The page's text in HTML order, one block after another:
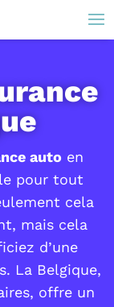
auto en
pour tout
cela
mais cela
d’une
La Belgique,
offre un